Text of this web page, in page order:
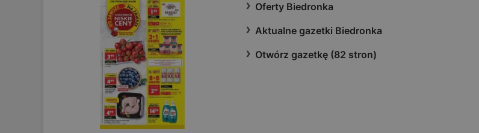
Oferty Biedronka
Aktualne gazetki Biedronka
Otwórz gazetkę (82 stron)